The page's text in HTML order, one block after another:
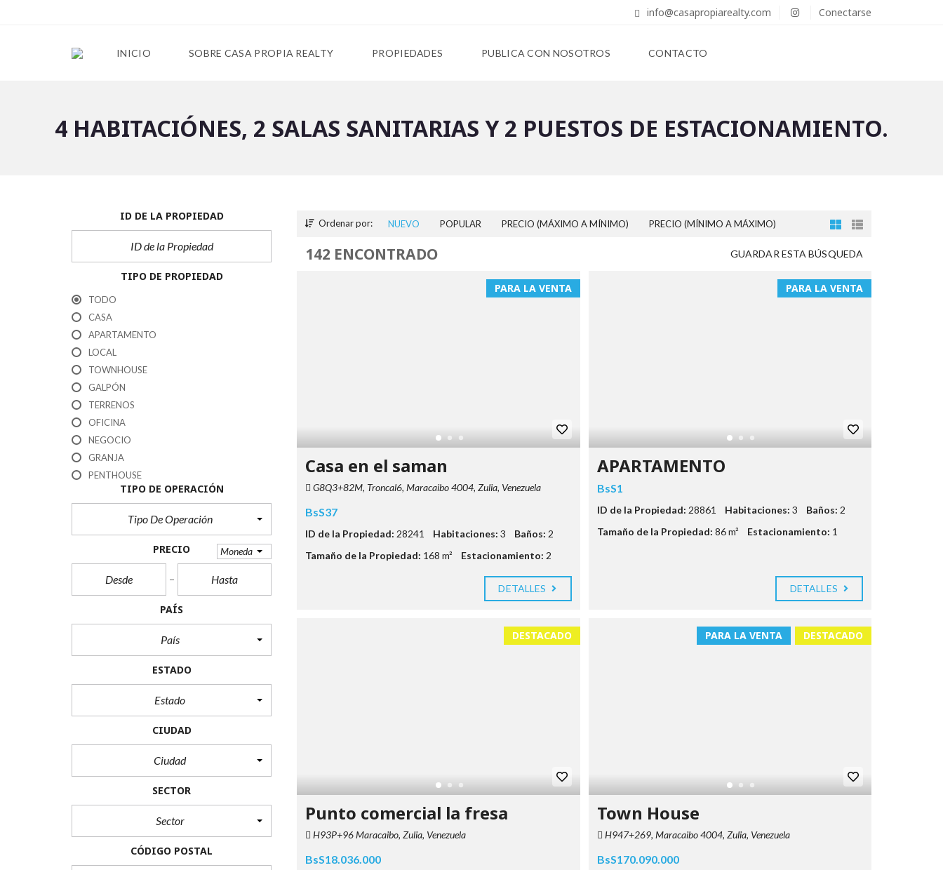
info@casapropiarealty.com Conectarse
INICIO SOBRE CASA PROPIA REALTY PROPIEDADES PUBLICA CON NOSOTROS CONTACTO
4 HABITACIÓNES, 2 SALAS SANITARIAS Y 2 PUESTOS DE ESTACIONAMIENTO.
ID DE LA PROPIEDAD
TIPO DE PROPIEDAD
TODO
CASA
APARTAMENTO
LOCAL
TOWNHOUSE
GALPÓN
TERRENOS
OFICINA
NEGOCIO
GRANJA
PENTHOUSE
TIPO DE OPERACIÓN
Tipo De Operación
PRECIO Moneda
PAÍS
País
ESTADO
Estado
CIUDAD
Ciudad
SECTOR
Sector
CÓDIGO POSTAL
Ordenar por: NUEVO POPULAR PRECIO (MÁXIMO A MÍNIMO) PRECIO (MÍNIMO A MÁXIMO)
GUARDAR ESTA BÚSQUEDA
142 ENCONTRADO
PARA LA VENTA
Casa en el saman
G8Q3+82M, Troncal6, Maracaibo 4004, Zulia, Venezuela
BsS37
ID de la Propiedad: 28241 Habitaciones: 3 Baños: 2
Tamaño de la Propiedad: 168 m² Estacionamiento: 2
DETALLES
PARA LA VENTA
APARTAMENTO
BsS1
ID de la Propiedad: 28861 Habitaciones: 3 Baños: 2
Tamaño de la Propiedad: 86 m² Estacionamiento: 1
DETALLES
DESTACADO
Punto comercial la fresa
H93P+96 Maracaibo, Zulia, Venezuela
BsS18.036.000
DESTACADO
PARA LA VENTA
Town House
H947+269, Maracaibo 4004, Zulia, Venezuela
BsS170.090.000